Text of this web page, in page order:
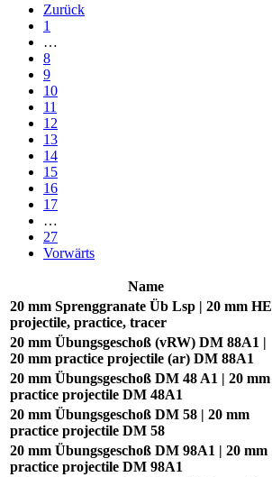
Zurück
1
…
8
9
10
11
12
13
14
15
16
17
…
27
Vorwärts
Name
20 mm Sprenggranate Üb Lsp | 20 mm HE
projectile, practice, tracer
20 mm Übungsgeschoß (vRW) DM 88A1 |
20 mm practice projectile (ar) DM 88A1
20 mm Übungsgeschoß DM 48 A1 | 20 mm
practice projectile DM 48A1
20 mm Übungsgeschoß DM 58 | 20 mm
practice projectile DM 58
20 mm Übungsgeschoß DM 98A1 | 20 mm
practice projectile DM 98A1